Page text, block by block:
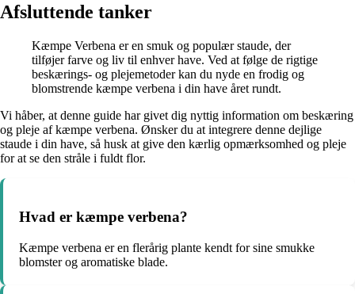
Afsluttende tanker
Kæmpe Verbena er en smuk og populær staude, der
tilføjer farve og liv til enhver have. Ved at følge de rigtige
beskærings- og plejemetoder kan du nyde en frodig og
blomstrende kæmpe verbena i din have året rundt.
Vi håber, at denne guide har givet dig nyttig information om beskæring
og pleje af kæmpe verbena. Ønsker du at integrere denne dejlige
staude i din have, så husk at give den kærlig opmærksomhed og pleje
for at se den stråle i fuldt flor.
Hvad er kæmpe verbena?
Kæmpe verbena er en flerårig plante kendt for sine smukke
blomster og aromatiske blade.